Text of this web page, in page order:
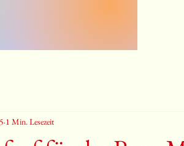
1 Min. Lesezeit